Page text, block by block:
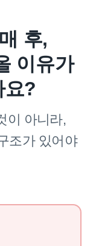
후,
이유가
요?
이 아니라,
조가 있어야